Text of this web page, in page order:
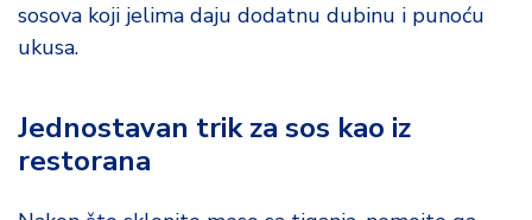
sosova koji jelima daju dodatnu dubinu i punoću
ukusa.
Jednostavan trik za sos kao iz
restorana